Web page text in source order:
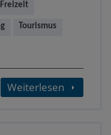
Tourismus
Weiterlesen